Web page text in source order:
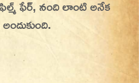
ఫేర్, నంది లాంటి అనేక